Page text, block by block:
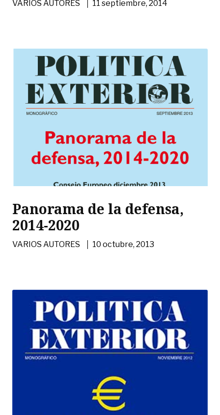
VARIOS AUTORES 11 septiembre, 2014
Panorama de la defensa,
2014-2020
VARIOS AUTORES | 10 octubre, 2013